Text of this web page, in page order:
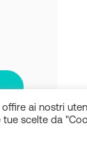
ai nostri
scelte da